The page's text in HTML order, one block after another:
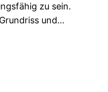
zu sein.
und…